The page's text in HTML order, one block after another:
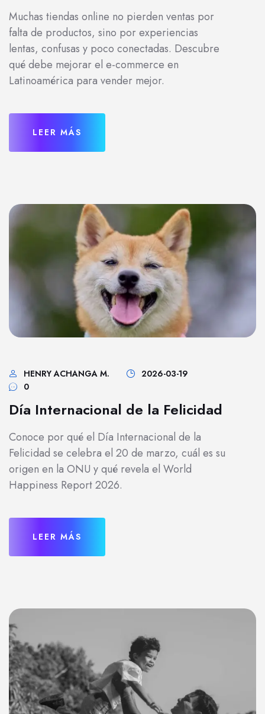
Muchas tiendas online no pierden ventas por
falta de productos, sino por experiencias
lentas, confusas y poco conectadas. Descubre
qué debe mejorar el e-commerce en
Latinoamérica para vender mejor.
LEER MÁS
HENRY ACHANGA M.
2026-03-19
0
Día Internacional de la Felicidad
Conoce por qué el Día Internacional de la
Felicidad se celebra el 20 de marzo, cuál es su
origen en la ONU y qué revela el World
Happiness Report 2026.
LEER MÁS